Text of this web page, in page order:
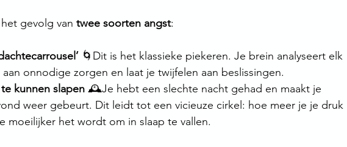
gevolg van twee soorten angst:
🌀Dit is het klassieke piekeren. Je brein analyseert elk
onnodige zorgen en laat je twijfelen aan beslissingen.
kunnen slapen 🕰️Je hebt een slechte nacht gehad en maakt je
weer gebeurt. Dit leidt tot een vicieuze cirkel: hoe meer je je druk
moeilijker het wordt om in slaap te vallen.